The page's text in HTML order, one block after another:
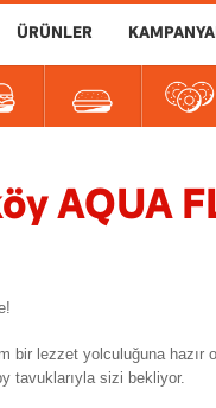
ÜRÜNLER
AQUA
bir lezzet yolculuğuna
tavuklarıyla sizi bekliyor.